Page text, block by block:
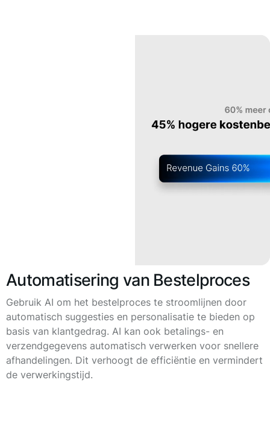
Automatisering van Bestelproces
Gebruik AI om het bestelproces te stroomlijnen door
automatisch suggesties en personalisatie te bieden op
basis van klantgedrag. AI kan ook betalings- en
verzendgegevens automatisch verwerken voor snellere
afhandelingen. Dit verhoogt de efficiëntie en vermindert
de verwerkingstijd.